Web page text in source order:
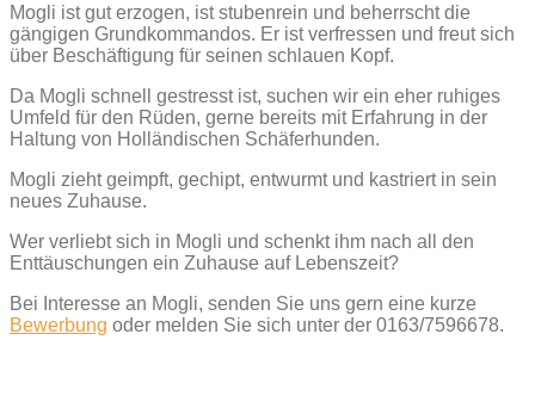
Mogli ist gut erzogen, ist stubenrein und beherrscht die
gängigen Grundkommandos. Er ist verfressen und freut sich
über Beschäftigung für seinen schlauen Kopf.
Da Mogli schnell gestresst ist, suchen wir ein eher ruhiges
Umfeld für den Rüden, gerne bereits mit Erfahrung in der
Haltung von Holländischen Schäferhunden.
Mogli zieht geimpft, gechipt, entwurmt und kastriert in sein
neues Zuhause.
Wer verliebt sich in Mogli und schenkt ihm nach all den
Enttäuschungen ein Zuhause auf Lebenszeit?
Bei Interesse an Mogli, senden Sie uns gern eine kurze
Bewerbung oder melden Sie sich unter der 0163/7596678.